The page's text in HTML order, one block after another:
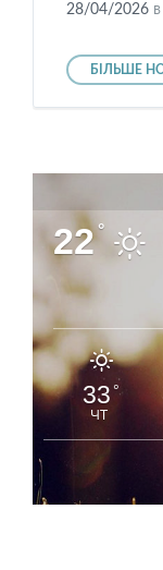
28/04/2026 в
БІЛЬШЕ
22°
33 °
ЧТ